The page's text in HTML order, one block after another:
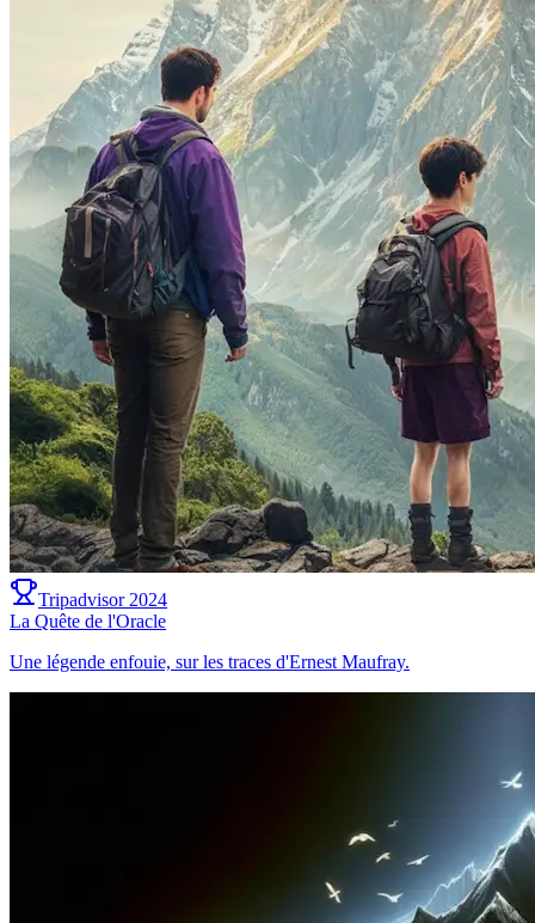
Tripadvisor 2024
La Quête de l'Oracle
Une légende enfouie, sur les traces d'Ernest Maufray.